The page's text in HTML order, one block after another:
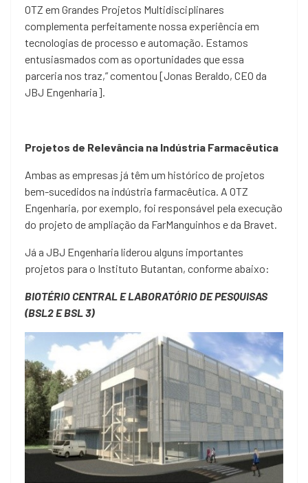
OTZ em Grandes Projetos Multidisciplinares
complementa perfeitamente nossa experiência em
tecnologias de processo e automação. Estamos
entusiasmados com as oportunidades que essa
parceria nos traz,” comentou [Jonas Beraldo, CEO da
JBJ Engenharia].
Projetos de Relevância na Indústria Farmacêutica
Ambas as empresas já têm um histórico de projetos
bem-sucedidos na indústria farmacêutica. A OTZ
Engenharia, por exemplo, foi responsável pela execução
do projeto de ampliação da FarManguinhos e da Bravet.
Já a JBJ Engenharia liderou alguns importantes
projetos para o Instituto Butantan, conforme abaixo:
BIOTÉRIO CENTRAL E LABORATÓRIO DE PESQUISAS
(BSL2 E BSL 3)